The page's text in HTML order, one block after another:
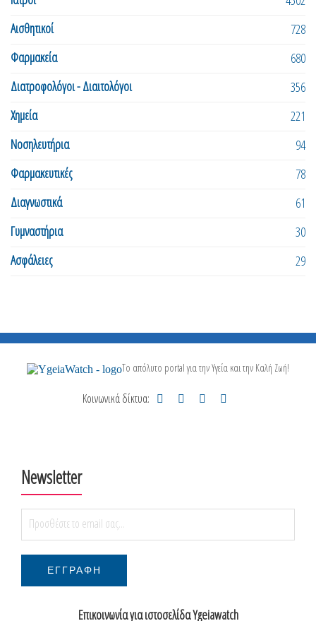
Αισθητικοί
728
Φαρμακεία
680
Διατροφολόγοι - Διαιτολόγοι
356
Χημεία
221
Νοσηλευτήρια
94
Φαρμακευτικές
78
Διαγνωστικά
61
Γυμναστήρια
30
Ασφάλειες
29
Το απόλυτο portal για την Υγεία και την Καλή Ζωή!
Κοινωνικά δίκτυα:
Newsletter
Επικοινωνία για ιστοσελίδα Ygeiawatch